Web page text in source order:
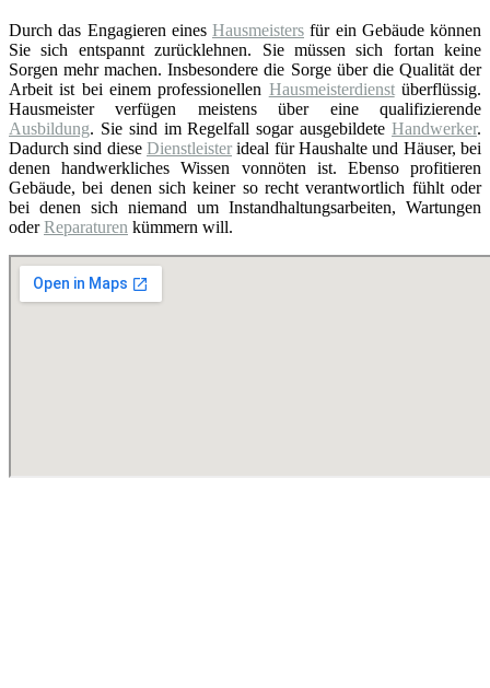
Durch das Engagieren eines Hausmeisters für ein Gebäude können
Sie sich entspannt zurücklehnen. Sie müssen sich fortan keine
Sorgen mehr machen. Insbesondere die Sorge über die Qualität der
Arbeit ist bei einem professionellen Hausmeisterdienstüberflüssig.
Hausmeister verfügen meistens über eine qualifizierende
Ausbildung. Sie sind im Regelfall sogar ausgebildete Handwerker.
Dadurch sind diese Dienstleister ideal für Haushalte und Häuser, bei
denen handwerkliches Wissen vonnöten ist. Ebenso profitieren
Gebäude, bei denen sich keiner so recht verantwortlich fühlt oder
bei denen sich niemand um Instandhaltungsarbeiten, Wartungen
oderReparaturen kümmern will.